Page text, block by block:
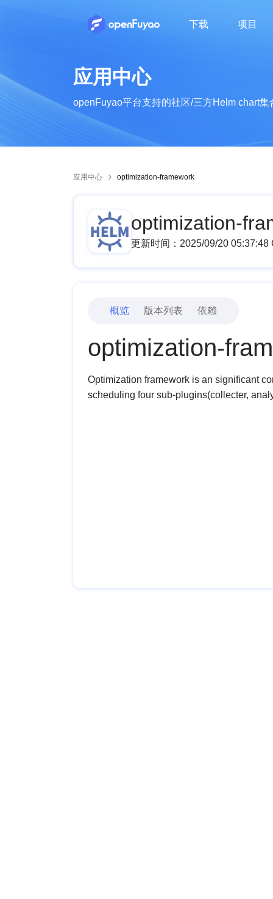
下载 项目
应用中心
openFuyao平台支持的社区/三方Helm chart集
应用中心 optimization-framework
optimization-
更新时间： 2025/09/20 05:37:48
概览 版本列表 依赖
optimization-
Optimization framework is an significant
scheduling four sub-plugins(collecter,